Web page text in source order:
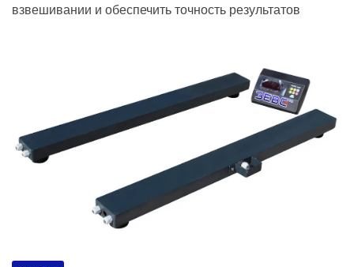
взвешивании и обеспечить точность результатов